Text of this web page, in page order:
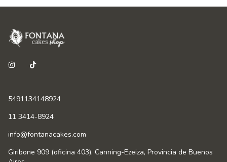
5491134148924
11 3414-8924
info@fontanacakes.com
Giribone 909 (oficina 403), Canning-Ezeiza, Provincia de Buenos